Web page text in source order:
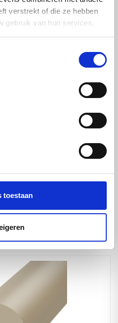
verstrekt of die ze hebben
gebruik van hun services.
toestaan